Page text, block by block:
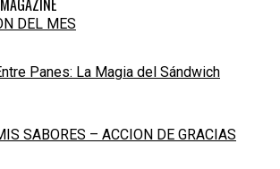
DEL MES
Panes: La Magia del Sándwich
SABORES – ACCION DE GRACIAS